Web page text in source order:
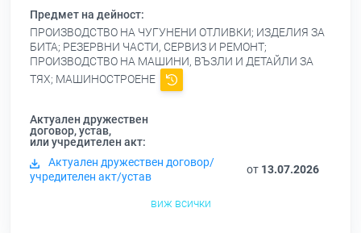
Предмет на дейност:
ПРОИЗВОДСТВО НА ЧУГУНЕНИ ОТЛИВКИ; ИЗДЕЛИЯ ЗА
БИТА; РЕЗЕРВНИ ЧАСТИ, СЕРВИЗ И РЕМОНТ;
ПРОИЗВОДСТВО НА МАШИНИ, ВЪЗЛИ И ДЕТАЙЛИ ЗА
ТЯХ; МАШИНОСТРОЕНЕ
Актуален дружествен
договор, устав,
или учредителен акт:
Актуален дружествен договор/
учредителен акт/устав
от 13.07.2026
виж всички